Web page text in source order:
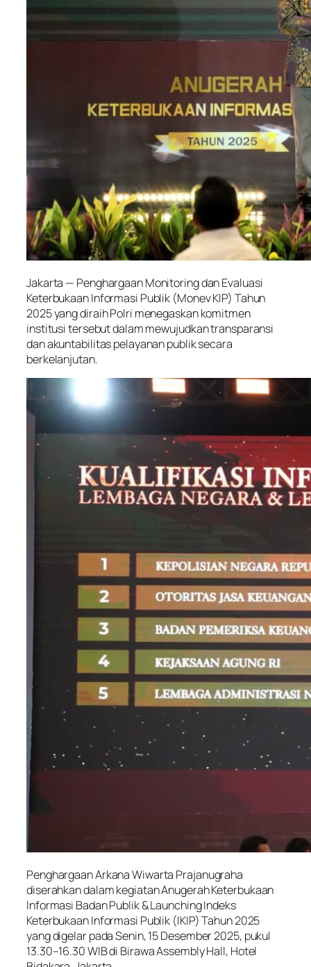
Jakarta — Penghargaan Monitoring dan Evaluasi
Keterbukaan Informasi Publik (Monev KIP) Tahun
2025 yang diraih Polri menegaskan komitmen
institusi tersebut dalam mewujudkan transparansi
dan akuntabilitas pelayanan publik secara
berkelanjutan.
Penghargaan Arkana Wiwarta Prajanugraha
diserahkan dalam kegiatan Anugerah Keterbukaan
Informasi Badan Publik & Launching Indeks
Keterbukaan Informasi Publik (IKIP) Tahun 2025
yang digelar pada Senin, 15 Desember 2025, pukul
13.30–16.30 WIB di Birawa Assembly Hall, Hotel